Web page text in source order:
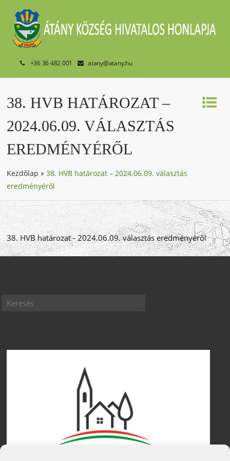
+36 36 482 001 atany@atany.hu
38. HVB HATÁROZAT –
2024.06.09. VÁLASZTÁS
EREDMÉNYÉRŐL
Kezdőlap »38. HVB határozat – 2024.06.09. választás
eredményéről
38. HVB határozat - 2024.06.09. választás eredményéről